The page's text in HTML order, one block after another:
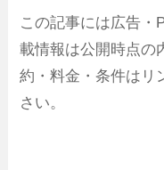
この記事には広告・
載情報は公開時点の
約・料金・条件はリ
さい。